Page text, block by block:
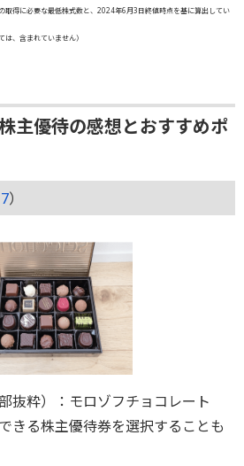
取得に必要な最低株式数と、2024年6月3日終値時点を基に算出してい
、含まれていません）
主優待の感想とおすすめポ
）
抜粋）：モロゾフチョコレート
きる株主優待券を選択することも